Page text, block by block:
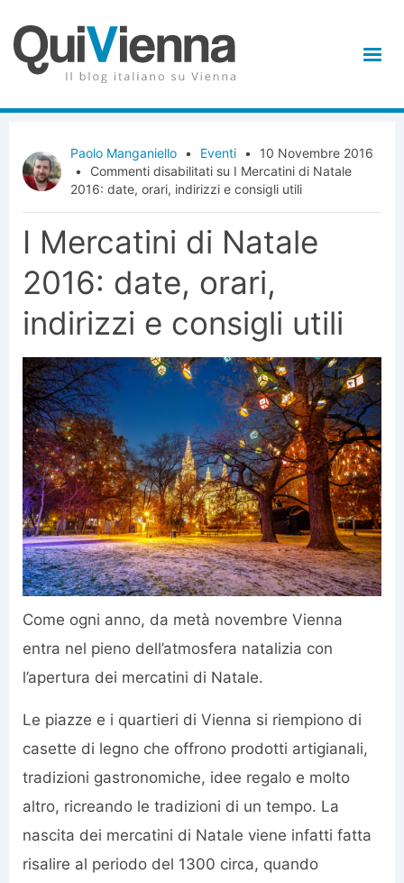
Paolo Manganiello • Eventi •
10 Novembre 2016
•
Commenti disabilitati su I Mercatini di Natale
2016: date, orari, indirizzi e consigli utili
I Mercatini di Natale
2016: date, orari,
indirizzi e consigli utili
Come ogni anno, da metà novembre Vienna
entra nel pieno dell’atmosfera natalizia con
l’apertura dei mercatini di Natale.
Le piazze e i quartieri di Vienna si riempiono di
casette di legno che offrono prodotti artigianali,
tradizioni gastronomiche, idee regalo e molto
altro, ricreando le tradizioni di un tempo. La
nascita dei mercatini di Natale viene infatti fatta
risalire al periodo del 1300 circa, quando